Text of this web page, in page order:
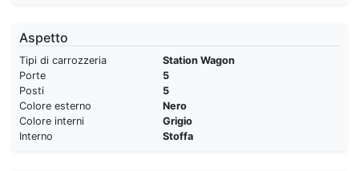
Aspetto
Tipi di carrozzeria
Station Wagon
Porte
5
Posti
5
Colore esterno
Nero
Colore interni
Grigio
Interno
Stoffa